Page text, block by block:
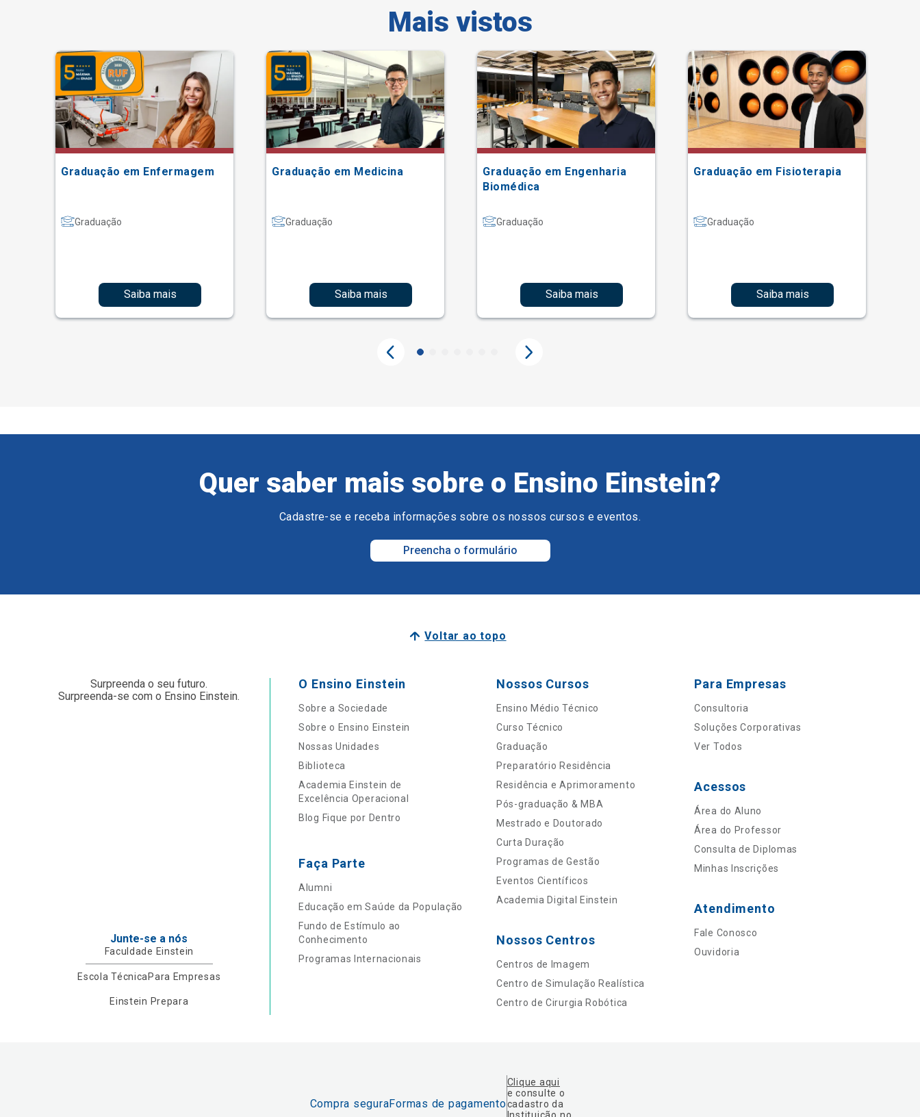
Mais vistos
Graduação em Enfermagem
Graduação
Saiba mais
Graduação em Medicina
Graduação
Saiba mais
Graduação em Engenharia
Biomédica
Graduação
Saiba mais
Graduação em Fisioterapia
Graduação
Saiba mais
Quer saber mais sobre o Ensino Einstein?
Cadastre-se e receba informações sobre os nossos cursos e eventos.
Preencha o formulário
Voltar ao topo
Surpreenda o seu futuro.
Surpreenda-se com o Ensino Einstein.
Junte-se a nós
Faculdade Einstein
Escola Técnica Para Empresas
Einstein Prepara
O Ensino Einstein
Sobre a Sociedade
Sobre o Ensino Einstein
Nossas Unidades
Biblioteca
Academia Einstein de
Excelência Operacional
Blog Fique por Dentro
Faça Parte
Alumni
Educação em Saúde da População
Fundo de Estímulo ao
Conhecimento
Programas Internacionais
Nossos Cursos
Ensino Médio Técnico
Curso Técnico
Graduação
Preparatório Residência
Residência e Aprimoramento
Pós-graduação & MBA
Mestrado e Doutorado
Curta Duração
Programas de Gestão
Eventos Científicos
Academia Digital Einstein
Nossos Centros
Centros de Imagem
Centro de Simulação Realística
Centro de Cirurgia Robótica
Para Empresas
Consultoria
Soluções Corporativas
Ver Todos
Acessos
Área do Aluno
Área do Professor
Consulta de Diplomas
Minhas Inscrições
Atendimento
Fale Conosco
Ouvidoria
Compra seguraFormas de pagamento
Clique aqui
e consulte o
cadastro da